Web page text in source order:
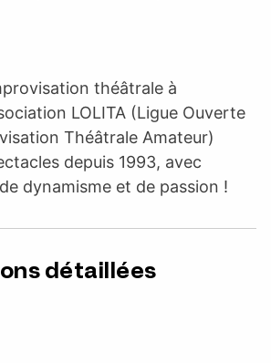
théâtrale à
LOLITA (Ligue Ouverte
Théâtrale Amateur)
depuis 1993, avec
dynamisme et de passion !
détaillées